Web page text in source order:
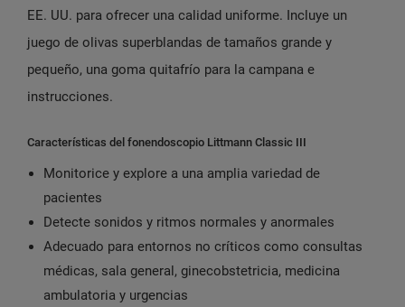
EE. UU. para ofrecer una calidad uniforme. Incluye un
juego de olivas superblandas de tamaños grande y
pequeño, una goma quitafrío para la campana e
instrucciones.
Características del fonendoscopio Littmann Classic III
Monitorice y explore a una amplia variedad de
pacientes
Detecte sonidos y ritmos normales y anormales
Adecuado para entornos no críticos como consultas
médicas, sala general, ginecobstetricia, medicina
ambulatoria y urgencias